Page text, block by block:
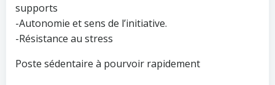
supports
-Autonomie et sens de l’initiative.
-Résistance au stress
Poste sédentaire à pourvoir rapidement